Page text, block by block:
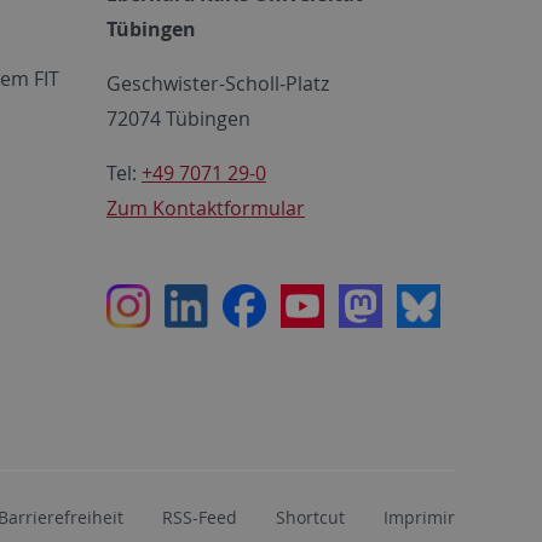
FIT
Tübingen
Geschwister-Scholl-Platz
72074 Tübingen
Tel: +49 7071 29-0
Zum Kontaktformular
InstagramLinkedInFacebookYoutubeMastodon
Bluesky
Barrierefreiheit RSS-Feed Shortcut Imprimir